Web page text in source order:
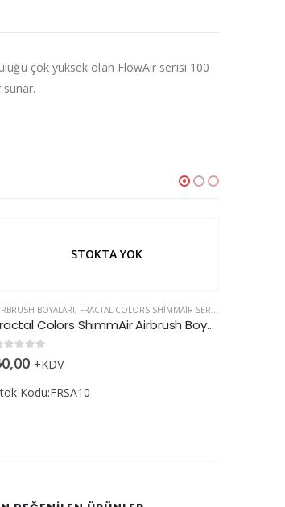
çok yüksek olan FlowAir serisi 100
STOKTA YOK
BOYALARI, FRACTAL COLORS SHIMMAIR SERISI
Fractal Colors ShimmAir Airbrush Boyası Satin Gold
5 üzerinden
0,00 +KDV
Kodu:FRSA10